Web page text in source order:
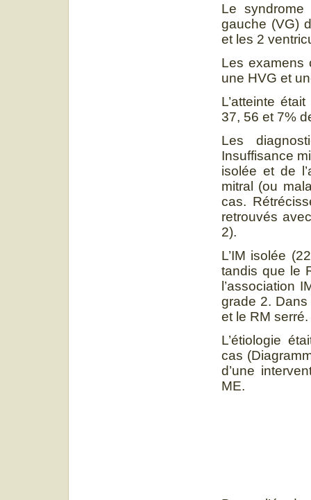
Le syndrome
gauche (VG)
et les 2
Les examens
une HVG et
L’atteinte
37, 56 et 7%
Les
Insuffisance
isolée et de
mitral (ou
cas.
retrouvés
2).
L’IM isolée
tandis que le
l’association
grade 2. Dans
et le RM serré.
L’étiologie
cas
d’une
ME.